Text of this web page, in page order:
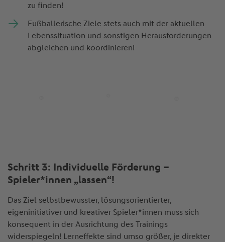
zu finden!
Fußballerische Ziele stets auch mit der aktuellen
Lebenssituation und sonstigen Herausforderungen
abgleichen und koordinieren!
Schritt 3: Individuelle Förderung –
Spieler*innen „lassen“!
Das Ziel selbstbewusster, lösungsorientierter,
eigeninitiativer und kreativer Spieler*innen muss sich
konsequent in der Ausrichtung des Trainings
widerspiegeln! Lerneffekte sind umso größer, je direkter